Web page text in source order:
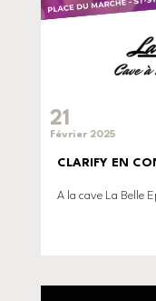
21
Février 2025
CLARIFY EN
A la cave La Belle